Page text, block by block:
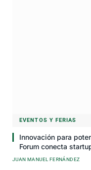
EVENTOS Y FERIAS
Innovación para
Forum conecta
JUAN MANUEL FERNÁNDEZ